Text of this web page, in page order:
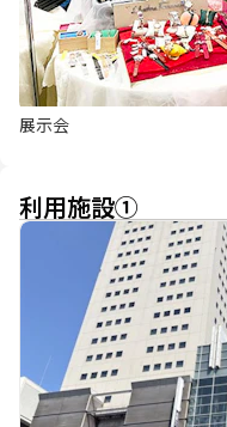
展示会
利用施設①